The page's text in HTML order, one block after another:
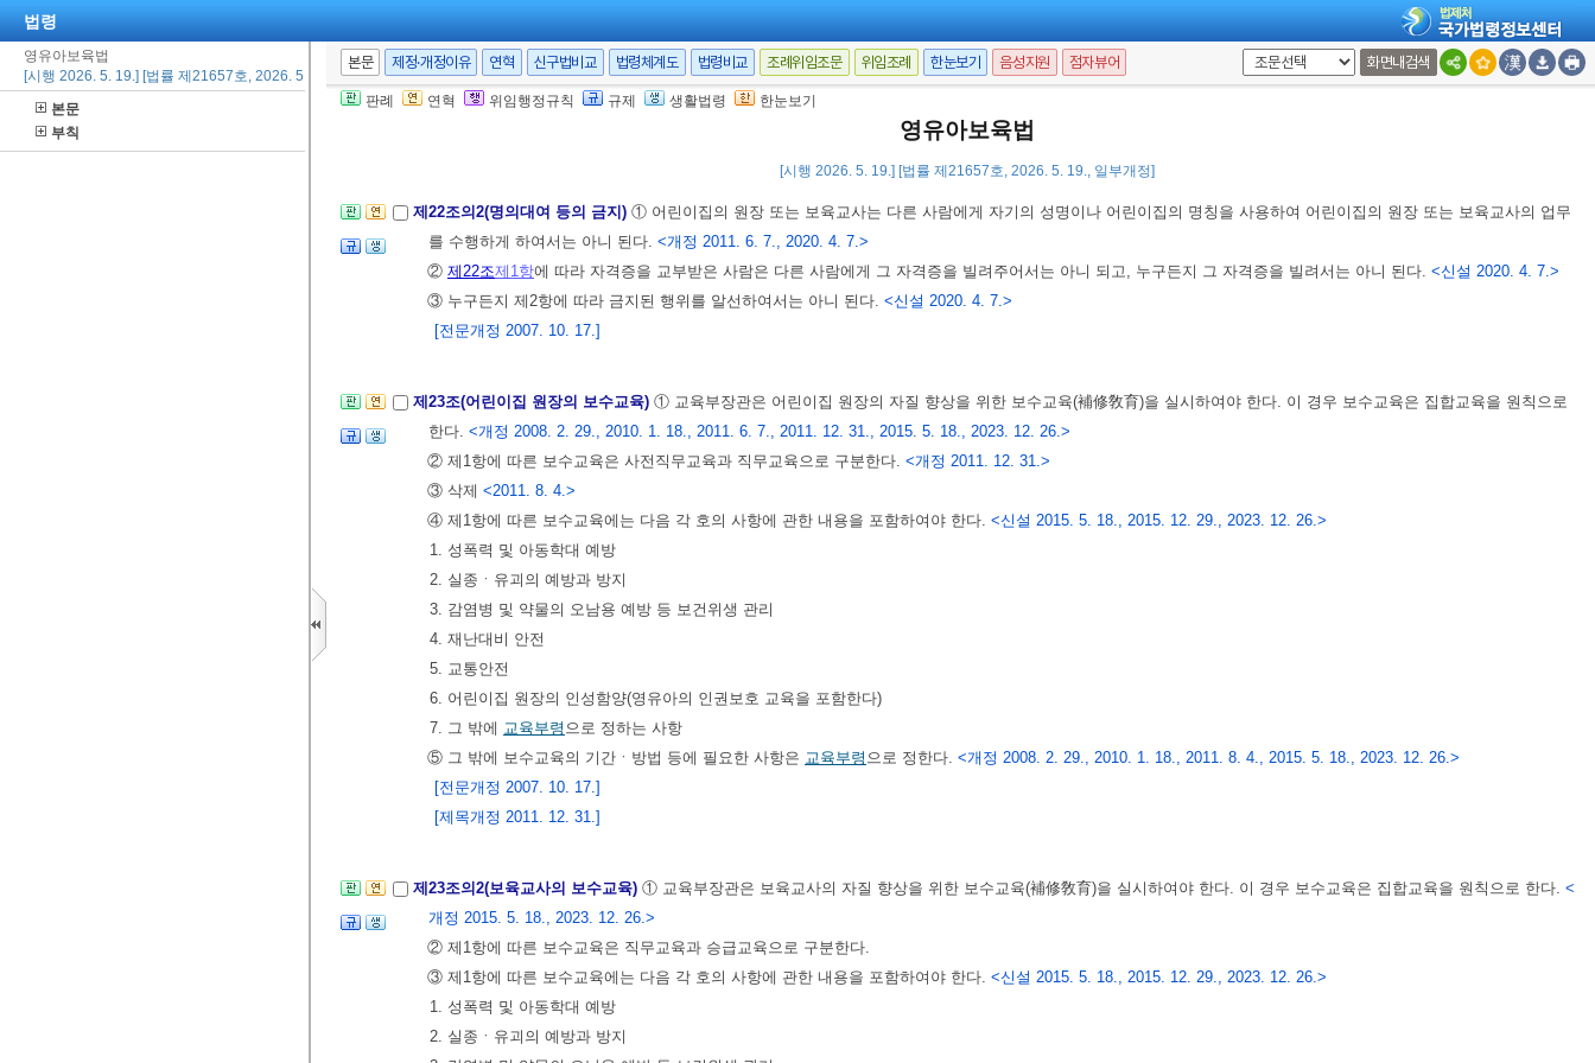
법령
영유아보육법
[시행 2026. 5. 19.] [법률 제21657호, 2026. 5. 19., 일부개정]
본문
부칙
본문 제정·개정이유 연혁 신구법비교 법령체계도 법령비교 조례위임조문 위임조례 한눈보기 음성지원 점자뷰어 화면내검색
판례 연혁 위임행정규칙 규제 생활법령 한눈보기
영유아보육법
[시행 2026. 5. 19.] [법률 제21657호, 2026. 5. 19., 일부개정]
에 따라 보육자격증 교부등에 관한 업무를 위탁받은 공공 또는 민간 기관ㆍ단체는 제2항에 따라 납부받은 수수료를 교육부장관의 승인을 받아
보육자격증 교부등에 필요한 경비에 직접 충당할 수 있다.<신설 2011. 6. 7., 2011. 8. 4., 2023. 12. 26.>
⑥ 보육자격증 교부등에 필요한 사항은교육부령으로 정한다.<개정 2008. 2. 29., 2010. 1. 18., 2011. 6. 7., 2023. 12. 26.>
[전문개정 2007. 10. 17.]
제22조의2(명의대여 등의 금지) ① 어린이집의 원장 또는 보육교사는 다른 사람에게 자기의 성명이나 어린이집의 명칭을 사용하여 어린이집의 원장 또는 보육교사의 업무
를 수행하게 하여서는 아니 된다. <개정 2011. 6. 7., 2020. 4. 7.>
② 제22조제1항에 따라 자격증을 교부받은 사람은 다른 사람에게 그 자격증을 빌려주어서는 아니 되고, 누구든지 그 자격증을 빌려서는 아니 된다. <신설 2020. 4. 7.>
③ 누구든지 제2항에 따라 금지된 행위를 알선하여서는 아니 된다. <신설 2020. 4. 7.>
[전문개정 2007. 10. 17.]
제23조(어린이집 원장의 보수교육) ① 교육부장관은 어린이집 원장의 자질 향상을 위한 보수교육(補修敎育)을 실시하여야 한다. 이 경우 보수교육은 집합교육을 원칙으로
한다. <개정 2008. 2. 29., 2010. 1. 18., 2011. 6. 7., 2011. 12. 31., 2015. 5. 18., 2023. 12. 26.>
② 제1항에 따른 보수교육은 사전직무교육과 직무교육으로 구분한다. <개정 2011. 12. 31.>
③ 삭제 <2011. 8. 4.>
④ 제1항에 따른 보수교육에는 다음 각 호의 사항에 관한 내용을 포함하여야 한다. <신설 2015. 5. 18., 2015. 12. 29., 2023. 12. 26.>
1. 성폭력 및 아동학대 예방
2. 실종ㆍ유괴의 예방과 방지
3. 감염병 및 약물의 오남용 예방 등 보건위생 관리
4. 재난대비 안전
5. 교통안전
6. 어린이집 원장의 인성함양(영유아의 인권보호 교육을 포함한다)
7. 그 밖에 교육부령 으로 정하는 사항
⑤ 그 밖에 보수교육의 기간ㆍ방법 등에 필요한 사항은 교육부령 으로 정한다. <개정 2008. 2. 29., 2010. 1. 18., 2011. 8. 4., 2015. 5. 18., 2023. 12. 26.>
[전문개정 2007. 10. 17.]
[제목개정 2011. 12. 31.]
제23조의2(보육교사의 보수교육) ① 교육부장관은 보육교사의 자질 향상을 위한 보수교육(補修敎育)을 실시하여야 한다. 이 경우 보수교육은 집합교육을 원칙으로 한다. <
개정 2015. 5. 18., 2023. 12. 26.>
② 제1항에 따른 보수교육은 직무교육과 승급교육으로 구분한다.
③ 제1항에 따른 보수교육에는 다음 각 호의 사항에 관한 내용을 포함하여야 한다. <신설 2015. 5. 18., 2015. 12. 29., 2023. 12. 26.>
1. 성폭력 및 아동학대 예방
2. 실종ㆍ유괴의 예방과 방지